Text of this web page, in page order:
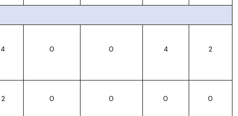
4 0 0 4 2
2 0 0 0 0